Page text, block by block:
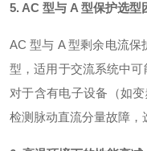
5. AC 型与 A 型保护选型
AC 型与 A 型剩余电流保
型，适用于交流系统中
对于含有电子设备（如
检测脉动直流分量故障